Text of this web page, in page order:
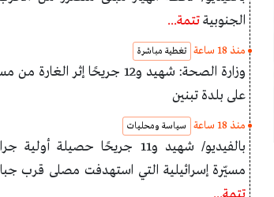
أردوغان: جاهزون للمساعدة في إعادة
سياسة ومحليات
الجنوبيةتتمة...
منذ 18 ساعة تغطية مباشرة
وزارة الصحة: شهيد و12 جريحًا إثر
على بلدة تبنين
منذ 18 ساعة سياسة ومحليات
بالفيديو/ شهيد و11 جريحًا حصيلة
مسيّرة إسرائيلية التي استهدفت مصلى قرب